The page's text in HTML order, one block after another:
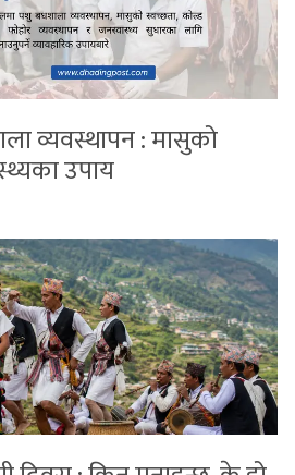
व्यवस्थापन : मासुको
उपाय